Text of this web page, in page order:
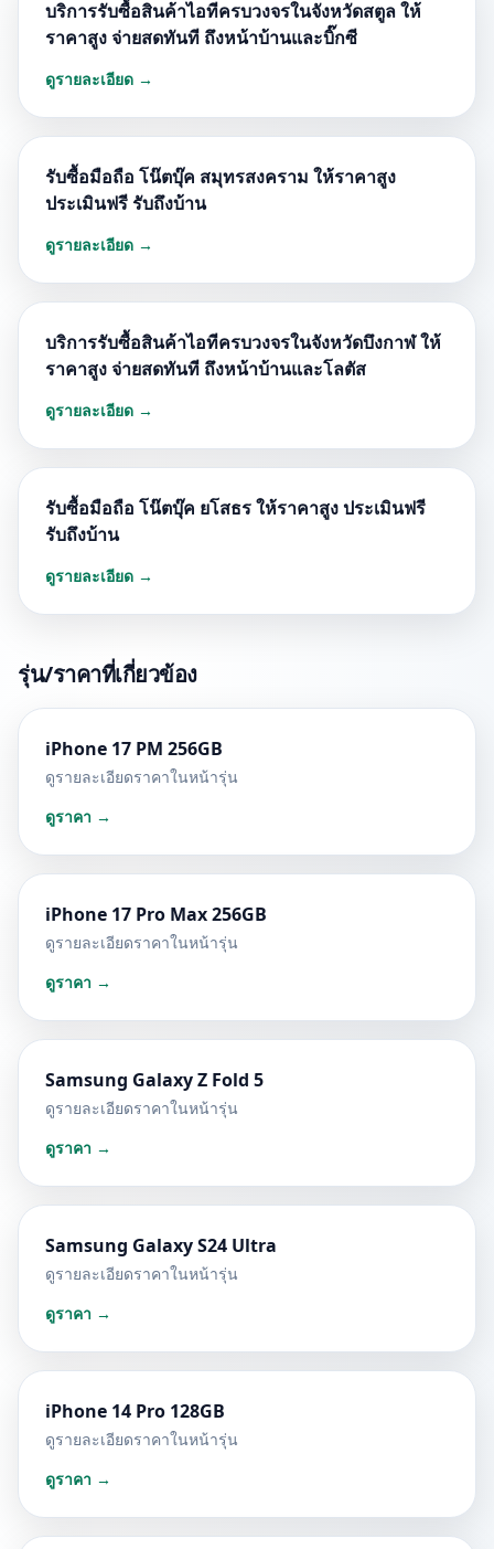
บริการรับซื้อสินค้าไอทีครบวงจรในจังหวัดสตูล ให้
ราคาสูง จ่ายสดทันที ถึงหน้าบ้านและบิ๊กซี
ดูรายละเอียด →
รับซื้อมือถือ โน๊ตบุ๊ค สมุทรสงคราม ให้ราคาสูง
ประเมินฟรี รับถึงบ้าน
ดูรายละเอียด →
บริการรับซื้อสินค้าไอทีครบวงจรในจังหวัดบึงกาฬ ให้
ราคาสูง จ่ายสดทันที ถึงหน้าบ้านและโลตัส
ดูรายละเอียด →
รับซื้อมือถือ โน๊ตบุ๊ค ยโสธร ให้ราคาสูง ประเมินฟรี
รับถึงบ้าน
ดูรายละเอียด →
รุ่น/ราคาที่เกี่ยวข้อง
iPhone 17 PM 256GB
ดูรายละเอียดราคาในหน้ารุ่น
ดูราคา →
iPhone 17 Pro Max 256GB
ดูรายละเอียดราคาในหน้ารุ่น
ดูราคา →
Samsung Galaxy Z Fold 5
ดูรายละเอียดราคาในหน้ารุ่น
ดูราคา →
Samsung Galaxy S24 Ultra
ดูรายละเอียดราคาในหน้ารุ่น
ดูราคา →
iPhone 14 Pro 128GB
ดูรายละเอียดราคาในหน้ารุ่น
ดูราคา →